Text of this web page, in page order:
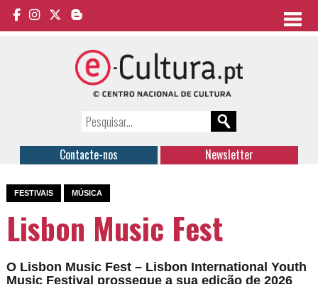
Contacte-nos Newsletter
FESTIVAIS MÚSICA
Lisbon Music Fest
O Lisbon Music Fest – Lisbon International Youth
Music Festival prossegue a sua edição de 2026